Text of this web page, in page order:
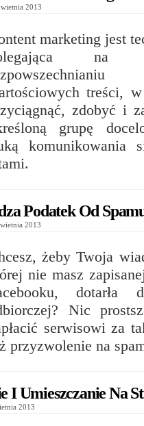
2013
marketing jest
na
treści,
zdobyć i
grupę
komunikowania
Podatek Od
2013
żeby Twoja
nie masz
Nic
serwisowi za
przyzwolenie na
I Umieszczanie Na
2013